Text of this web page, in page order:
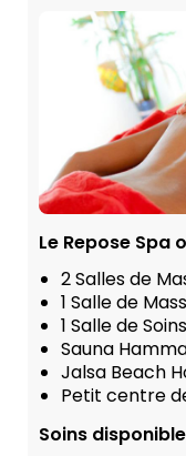
Le Repose Spa
2 Salles de
1 Salle de
1 Salle de
Sauna
Jalsa Beach
Petit centre
Soins